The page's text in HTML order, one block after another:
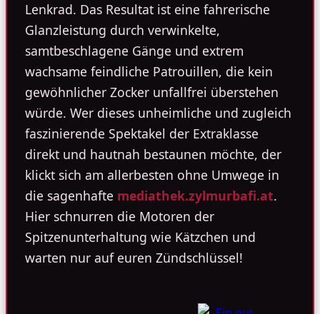
Lenkrad. Das Resultat ist eine fahrerische
Glanzleistung durch verwinkelte,
samtbeschlagene Gänge und extrem
wachsame feindliche Patrouillen, die kein
gewöhnlicher Zocker unfallfrei überstehen
würde. Wer dieses unheimliche und zugleich
faszinierende Spektakel der Extraklasse
direkt und hautnah bestaunen möchte, der
klickt sich am allerbesten ohne Umwege in
die sagenhafte mediathek.zylmurbafi.at.
Hier schnurren die Motoren der
Spitzenunterhaltung wie Kätzchen und
warten nur auf euren Zündschlüssel!